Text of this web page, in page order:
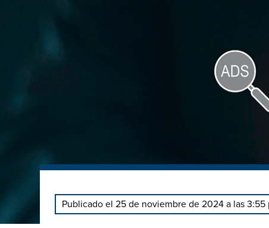
Publicado el 25 de noviembre de 2024 a las 3:55